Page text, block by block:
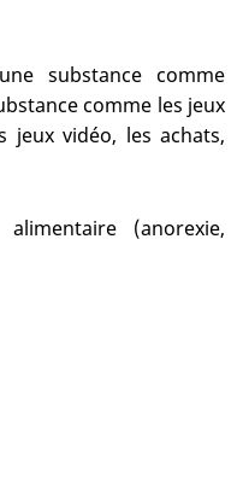
substance comme
comme les jeux
vidéo, les achats,
(anorexie,